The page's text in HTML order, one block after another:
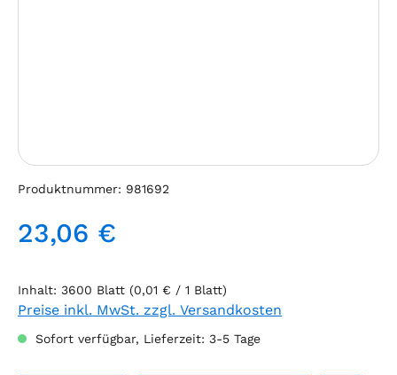
Produktnummer: 981692
Regulärer Preis:
23,06 €
Inhalt: 3600 Blatt (0,01 € / 1 Blatt)
Preise inkl. MwSt. zzgl. Versandkosten
Sofort verfügbar, Lieferzeit: 3-5 Tage